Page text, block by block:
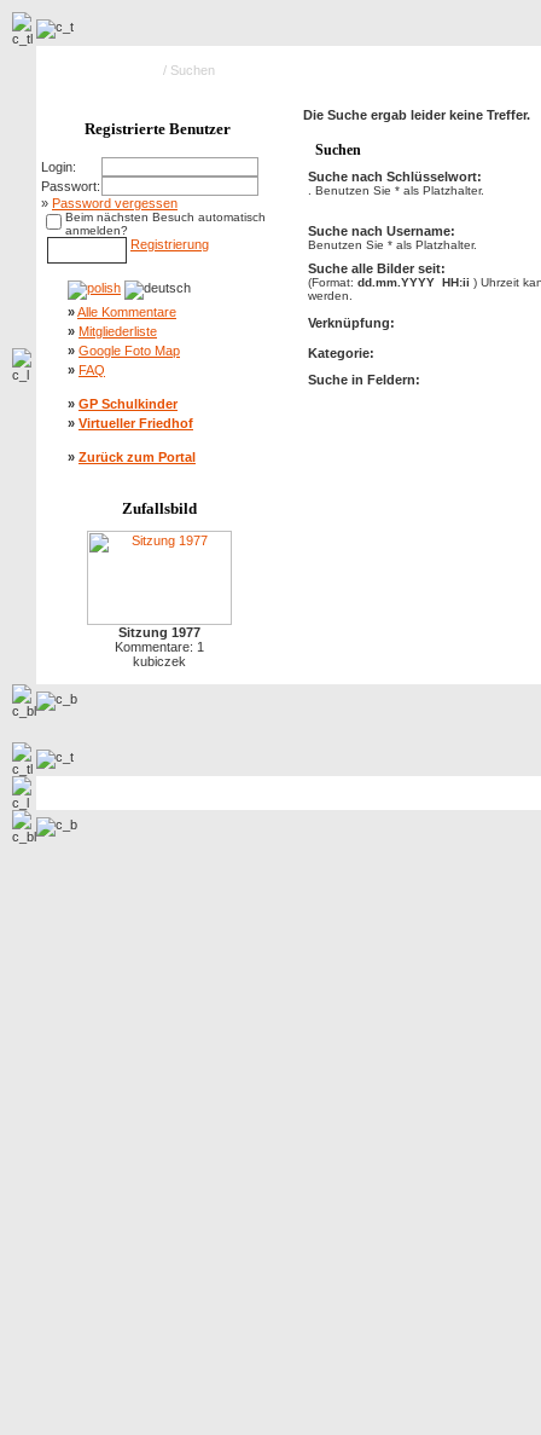
/ Suchen
Registrierte Benutzer
Login:
Passwort:
» Password vergessen
Beim nächsten Besuch automatisch
anmelden?
Registrierung
»Alle Kommentare
» Mitgliederliste
» Google Foto Map
» FAQ
» GP Schulkinder
» Virtueller Friedhof
» Zurück zum Portal
Zufallsbild
Sitzung 1977
Kommentare: 1
kubiczek
Die Suche ergab leider keine Treffer.
Suchen
Suche nach Schlüsselwort:
. Benutzen Sie * als Platzhalter.
Suche nach Username:
Benutzen Sie * als Platzhalter.
Suche alle Bilder seit:
(Format: dd.mm.YYYY HH:ii ) Uhrzeit
werden.
Verknüpfung:
Kategorie:
Suche in Feldern: